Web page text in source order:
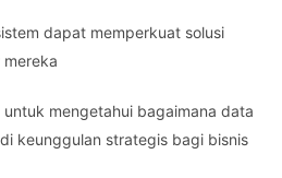
dapat memperkuat solusi
mengetahui bagaimana data
keunggulan strategis bagi bisnis